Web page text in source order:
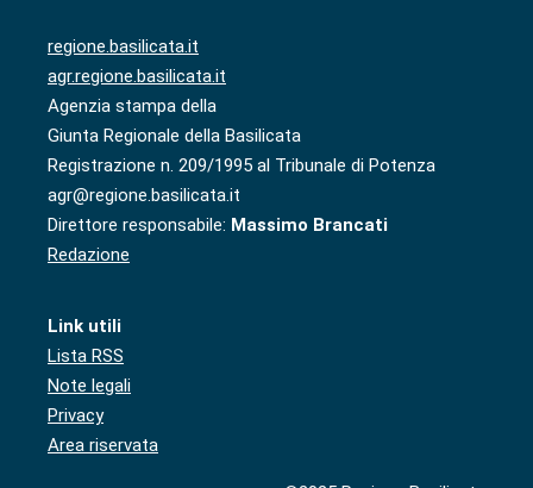
regione.basilicata.it
agr.regione.basilicata.it
Agenzia stampa della
Giunta Regionale della Basilicata
Registrazione n. 209/1995 al Tribunale di Potenza
agr@regione.basilicata.it
Direttore responsabile: Massimo Brancati
Redazione
Link utili
Lista RSS
Note legali
Privacy
Area riservata